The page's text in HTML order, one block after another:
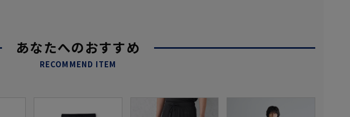
あなたへのおすすめ
RECOMMEND ITEM